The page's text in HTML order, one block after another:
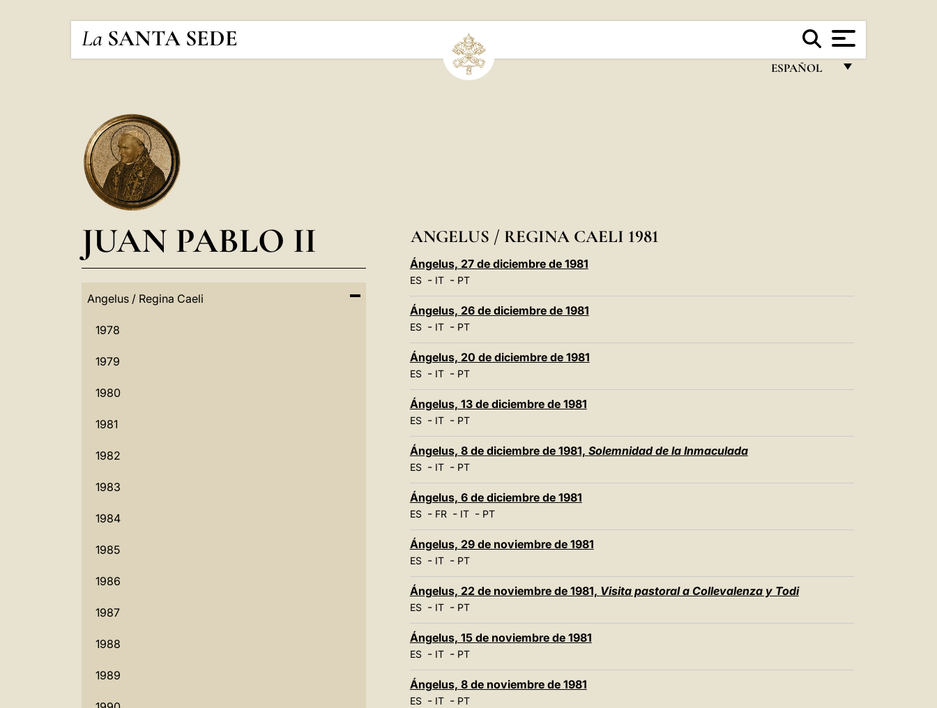
La SANTA SEDE
ESPAÑOL
LATINE
JUAN PABLO II
Angelus / Regina Caeli
1978
1979
1980
1981
1982
1983
1984
1985
1986
1987
1988
1989
ANGELUS / REGINA CAELI 1981
Ángelus, 27 de diciembre de 1981
ES- IT- PT
Ángelus, 26 de diciembre de 1981
ES- IT- PT
Ángelus, 20 de diciembre de 1981
ES- IT- PT
Ángelus, 13 de diciembre de 1981
ES- IT- PT
Ángelus, 8 de diciembre de 1981, Solemnidad de la Inmaculada
ES- IT- PT
Ángelus, 6 de diciembre de 1981
ES- FR- IT- PT
Ángelus, 29 de noviembre de 1981
ES- IT- PT
Ángelus, 22 de noviembre de 1981, Visita pastoral a Collevalenza y Todi
ES- IT- PT
Ángelus, 15 de noviembre de 1981
ES- IT- PT
Ángelus, 8 de noviembre de 1981
ES- IT- PT